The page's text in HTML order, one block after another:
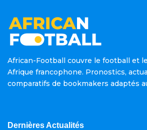
African-Football couvre le football et
Afrique francophone. Pronostics,
comparatifs de bookmakers adaptés
Dernières Actualités